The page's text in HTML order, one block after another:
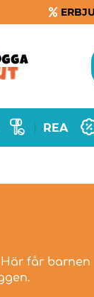
REA
får barnen